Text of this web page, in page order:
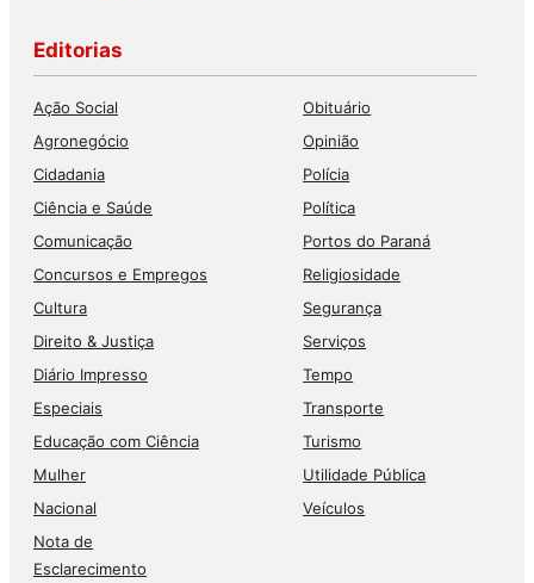
Editorias
Ação Social
Agronegócio
Cidadania
Ciência e Saúde
Comunicação
Concursos e Empregos
Cultura
Direito & Justiça
Diário Impresso
Especiais
Educação com Ciência
Mulher
Nacional
Nota de
Esclarecimento
Obituário
Opinião
Polícia
Política
Portos do Paraná
Religiosidade
Segurança
Serviços
Tempo
Transporte
Turismo
Utilidade Pública
Veículos